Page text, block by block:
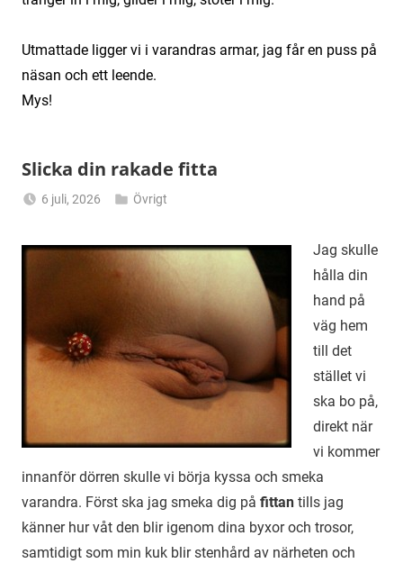
Utmattade ligger vi i varandras armar, jag får en puss på
näsan och ett leende.
Mys!
Slicka din rakade fitta
6 juli, 2026
Övrigt
Jag skulle
hålla din
hand på
väg hem
till det
stället vi
ska bo på,
direkt när
vi kommer
innanför dörren skulle vi börja kyssa och smeka
varandra. Först ska jag smeka dig på fittan tills jag
känner hur våt den blir igenom dina byxor och trosor,
samtidigt som min kuk blir stenhård av närheten och